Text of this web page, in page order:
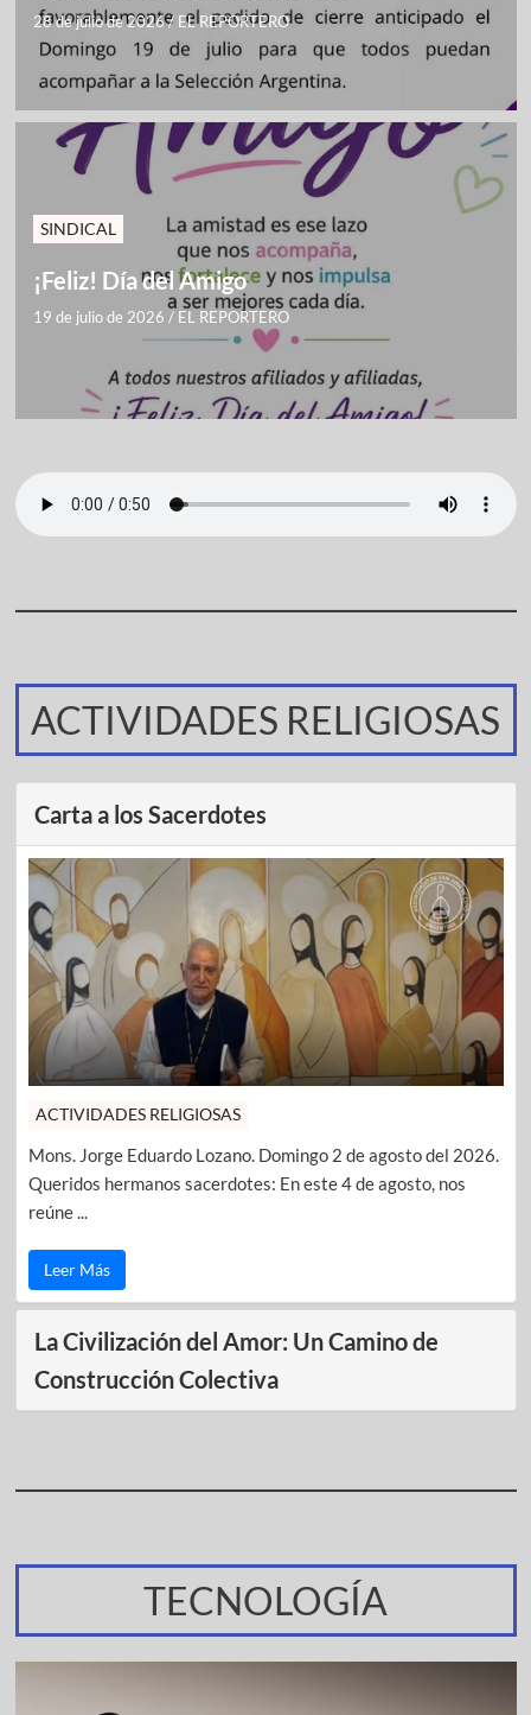
28 de julio de 2026/ EL REPORTERO
SINDICAL
¡Feliz! Día del Amigo
19 de julio de 2026 / EL REPORTERO
ACTIVIDADES RELIGIOSAS
Carta a los Sacerdotes
ACTIVIDADES RELIGIOSAS
Mons. Jorge Eduardo Lozano. Domingo 2 de agosto del 2026.
Queridos hermanos sacerdotes: En este 4 de agosto, nos
reúne ...
Leer Más
La Civilización del Amor: Un Camino de
Construcción Colectiva
TECNOLOGÍA